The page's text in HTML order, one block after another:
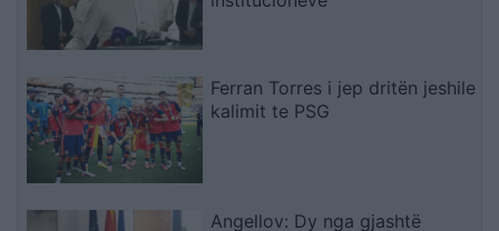
Ferran Torres i jep dritën jeshile
kalimit te PSG
Angellov: Dy nga gjashtë